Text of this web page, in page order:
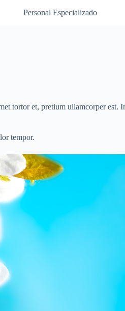
Personal Especializado
tortor et, pretium ullamcorper est.
tempor.